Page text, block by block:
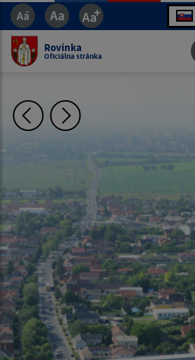
Rovinka
Oficiálna stránka